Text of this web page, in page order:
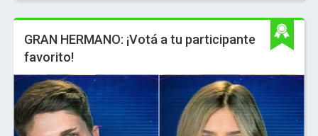
GRAN HERMANO: ¡Votá a tu participante
favorito!